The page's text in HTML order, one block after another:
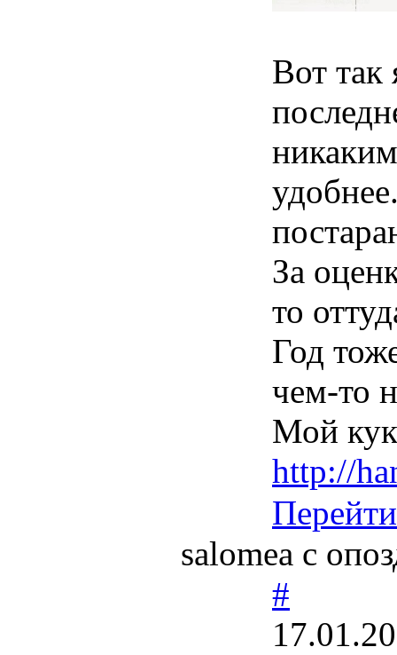
Вот так
За
то
Год
чем-то
Мой
http://
Перейти
salomea с
#